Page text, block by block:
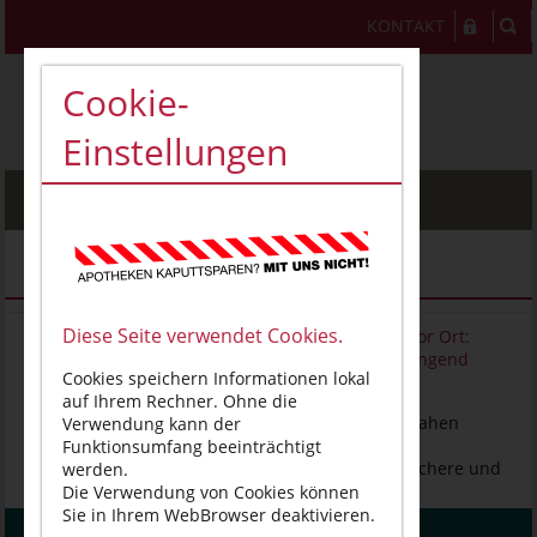
KONTAKT
Meldungsarchiv
Apotheken sichern die Gesundheitsversorgung vor Ort:
Faire Finanzierung und starke Kooperationen dringend
erforderlich
(Magdeburg, 14. Januar 2026). „Unsere wohnortnahen
Apotheken sind eine unverzichtbare Säule der
Gesundheitsversorgung. Sie gewährleisten die sichere und
fachkundige ...
WEITERLESEN
Cookie-
Einstellungen
Diese Seite verwendet Cookies.
Cookies speichern Informationen lokal
auf Ihrem Rechner. Ohne die
Verwendung kann der
Funktionsumfang beeinträchtigt
werden.
Die Verwendung von Cookies können
Sie in Ihrem WebBrowser deaktivieren.